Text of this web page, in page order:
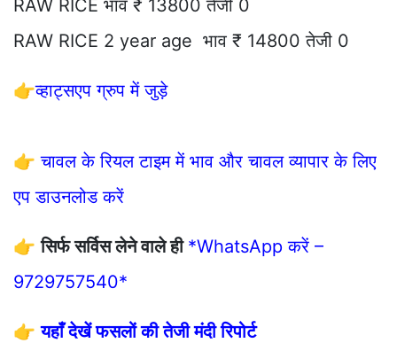
RAW RICE भाव ₹ 13800 तेजी 0
RAW RICE 2 year age भाव ₹ 14800 तेजी 0
👉व्हाट्सएप ग्रुप में जुड़े
👉चावल के रियल टाइम में भाव और चावल व्यापार के लिए
एप डाउनलोड करें
👉सिर्फ सर्विस लेने वाले ही *WhatsApp करें –
9729757540*
👉यहाँ देखें फसलों की तेजी मंदी रिपोर्ट